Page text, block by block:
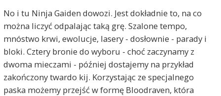
No i tu Ninja Gaiden dowozi. Jest dokładnie to, na co
można liczyć odpalając taką grę. Szalone tempo,
mnóstwo krwi, ewolucje, lasery - dosłownie - parady i
bloki. Cztery bronie do wyboru - choć zaczynamy z
dwoma mieczami - później dostajemy na przykład
zakończony twardo kij. Korzystając ze specjalnego
paska możemy przejść w formę Bloodraven, która